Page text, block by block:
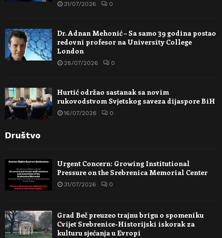
31/07/2026 0
Dr. Adnan Mehonić – Sa samo 39 godina postao
redovni profesor na University College
London
28/07/2026 0
Hurtić održao sastanak sa novim
rukovodstvom Svjetskog saveza dijaspore BiH
16/07/2026 0
Društvo
Urgent Concern: Growing Institutional
Pressure on the Srebrenica Memorial Center
31/07/2026 0
Grad Beč preuzeo trajnu brigu o spomeniku
Cvijet Srebrenice-Historijski iskorak za
kulturu sjećanja u Evropi